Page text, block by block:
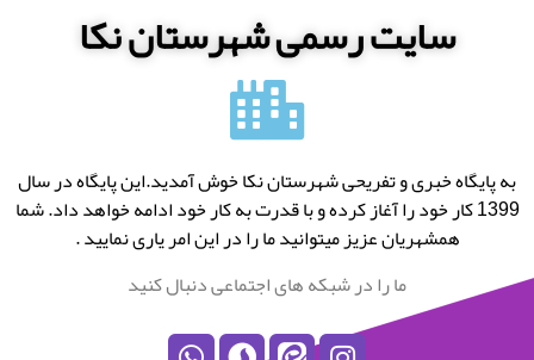
سایت رسمی شهرستان نکا
به پایگاه خبری و تفریحی شهرستان نکا خوش آمدید.این پایگاه در سال
1399 کار خود را آغاز کرده و با قدرت به کار خود ادامه خواهد داد. شما
همشهریان عزیز میتوانید ما را در این امر یاری نمایید .
ما را در شبکه های اجتماعی دنبال کنید